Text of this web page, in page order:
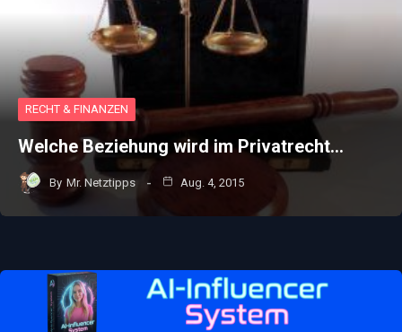
RECHT & FINANZEN
Welche Beziehung wird im Privatrecht…
By Mr. Netztipps Aug. 4, 2015